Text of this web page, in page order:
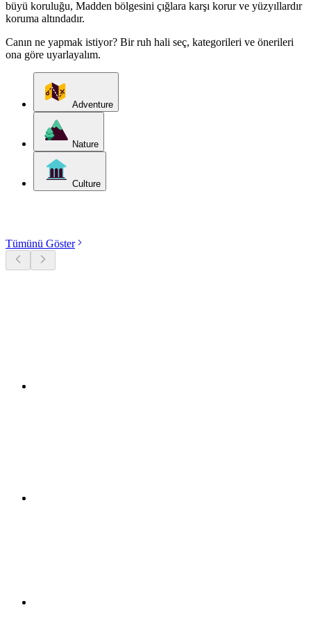
büyü koruluğu, Madden bölgesini çığlara karşı korur ve yüzyıllardır
koruma altındadır.
Canın ne yapmak istiyor? Bir ruh hali seç, kategorileri ve önerileri
ona göre uyarlayalım.
Adventure
Nature
Culture
Tümünü Göster